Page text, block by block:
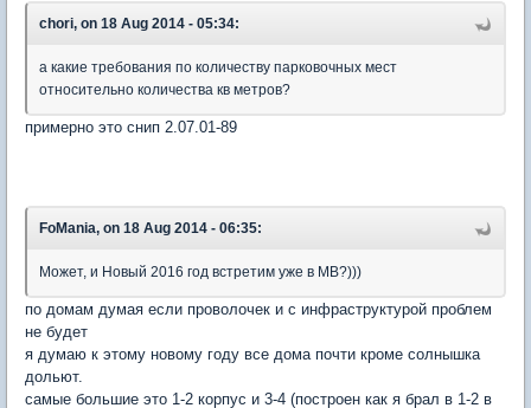
chori, on 18 Aug 2014 - 05:34:
а какие требования по количеству парковочных мест
относительно количества кв метров?
примерно это снип 2.07.01-89
FoMania, on 18 Aug 2014 - 06:35:
Может, и Новый 2016 год встретим уже в МВ?)))
по домам думая если проволочек и с инфраструктурой проблем
не будет
я думаю к этому новому году все дома почти кроме солнышка
дольют.
самые большие это 1-2 корпус и 3-4 (построен как я брал в 1-2 в